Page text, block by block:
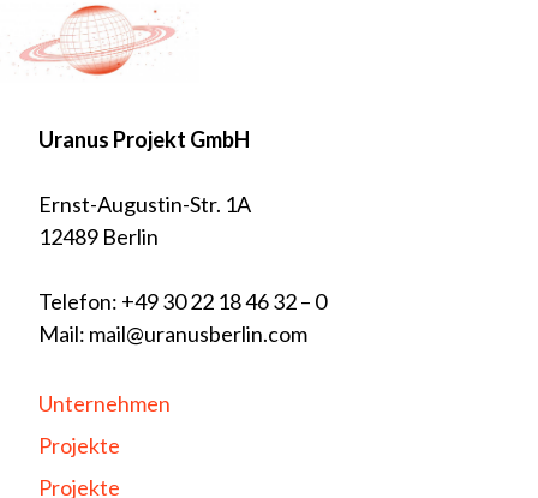
Uranus Projekt GmbH
Ernst-Augustin-Str. 1A
12489 Berlin
Telefon: +49 30 22 18 46 32 – 0
Mail: mail@uranusberlin.com
Unternehmen
Projekte
Projekte